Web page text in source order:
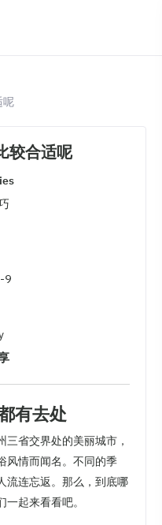
呢
较合适呢
9
有去处
省交界处的美丽城市，
风情而闻名。不同的季
流连忘返。那么，到底哪
起来看看吧。